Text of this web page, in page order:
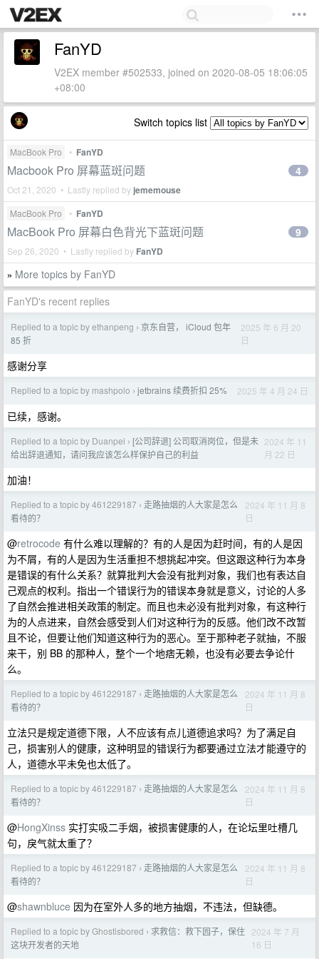
FanYD
V2EX member #502533, joined on 2020-08-05 18:06:05
+08:00
Switch topics list
MacBook Pro • FanYD
Macbook Pro 屏幕蓝斑问题
Oct 21, 2020 • Lastly replied by jememouse
4
MacBook Pro • FanYD
MacBook Pro 屏幕白色背光下蓝斑问题
Sep 26, 2020 • Lastly replied by FanYD
9
» More topics by FanYD
FanYD's recent replies
Replied to a topic by ethanpeng › 京东自营， iCloud 包年
85 折
2025 年 6 月 20
日
感谢分享
Replied to a topic by mashpolo › jetbrains 续费折扣 25% 2025 年 4 月 24 日
已续，感谢。
Replied to a topic by Duanpei › [公司辞退] 公司取消岗位，但是未
给出辞退通知，请问我应该怎么样保护自己的利益
2024 年 11
月 22 日
加油！
Replied to a topic by 461229187 › 走路抽烟的人大家是怎么
看待的？
2024 年 11 月 8
日
@retrocode 有什么难以理解的？有的人是因为赶时间，有的人是因
为不屑，有的人是因为生活重担不想挑起冲突。但这跟这种行为本身
是错误的有什么关系？就算批判大会没有批判对象，我们也有表达自
己观点的权利。指出一个错误行为的错误本身就是意义，讨论的人多
了自然会推进相关政策的制定。而且也未必没有批判对象，有这种行
为的人点进来，自然会感受到人们对这种行为的反感。他们改不改暂
且不论，但要让他们知道这种行为的恶心。至于那种老子就抽，不服
来干，别 BB 的那种人，整个一个地痞无赖，也没有必要去争论什
么。
Replied to a topic by 461229187 › 走路抽烟的人大家是怎么
看待的？
2024 年 11 月 8
日
立法只是规定道德下限，人不应该有点儿道德追求吗？为了满足自
己，损害别人的健康，这种明显的错误行为都要通过立法才能遵守的
人，道德水平未免也太低了。
Replied to a topic by 461229187 › 走路抽烟的人大家是怎么
看待的？
2024 年 11 月 8
日
@HongXinss 实打实吸二手烟，被损害健康的人，在论坛里吐槽几
句，戾气就太重了？
Replied to a topic by 461229187 › 走路抽烟的人大家是怎么
看待的？
2024 年 11 月 8
日
@shawnbluce 因为在室外人多的地方抽烟，不违法，但缺德。
Replied to a topic by Ghostisbored › 求救信：救下园子，保住
这块开发者的天地
2024 年 7 月
16 日